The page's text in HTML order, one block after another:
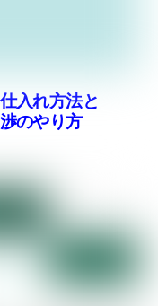
入れ方法と
のやり方